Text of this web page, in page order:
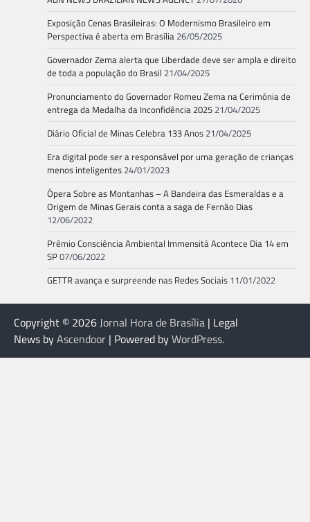
Exposição Cenas Brasileiras: O Modernismo Brasileiro em
Perspectiva é aberta em Brasília 26/05/2025
Governador Zema alerta que Liberdade deve ser ampla e direito
de toda a população do Brasil 21/04/2025
Pronunciamento do Governador Romeu Zema na Cerimônia de
entrega da Medalha da Inconfidência 2025 21/04/2025
Diário Oficial de Minas Celebra 133 Anos 21/04/2025
Era digital pode ser a responsável por uma geração de crianças
menos inteligentes 24/01/2023
Ópera Sobre as Montanhas – A Bandeira das Esmeraldas e a
Origem de Minas Gerais conta a saga de Fernão Dias
12/06/2022
Prêmio Consciência Ambiental Immensità Acontece Dia 14 em
SP07/06/2022
GETTR avança e surpreende nas Redes Sociais 11/01/2022
Copyright © 2026Jornal Hora de Brasília | Legal
News byAscendoor | Powered byWordPress.